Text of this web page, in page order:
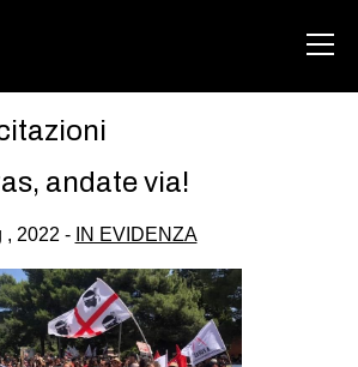
DEGENERAZIONE
GAZA FREESTYLE
andate via!
, 2022 - IN EVIDENZA